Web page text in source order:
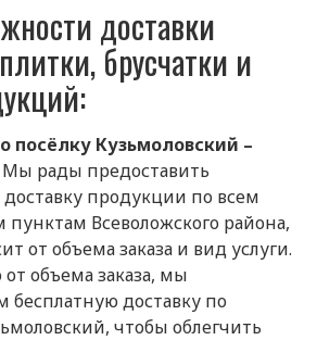
доставки
брусчатки и
посёлку Кузьмоловский –
Мы рады предоставить
продукции по всем
Всеволожского района,
от объема заказа и вид услуги.
объема заказа, мы
бесплатную доставку по
чтобы облегчить